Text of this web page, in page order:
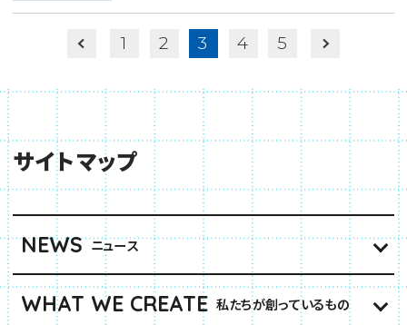
1 2 3 4 5
サイトマップ
NEWS ニュース
WHAT WE CREATE 私たちが創っているもの